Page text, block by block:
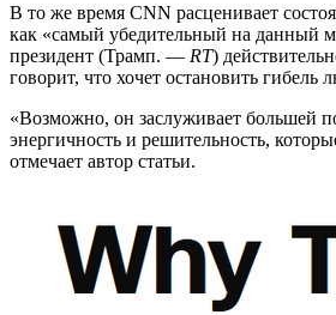
В то же время CNN расценивает
как «самый убедительный на данный
президент (Трамп. — RT)
говорит, что хочет остановить гибель
«Возможно, он заслуживает большей
энергичность и решительность,
отмечает автор статьи.